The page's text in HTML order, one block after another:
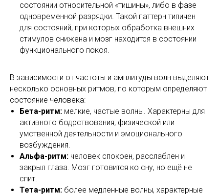
состоянии относительной «тишины», либо в фазе
одновременной разрядки. Такой паттерн типичен
для состояний, при которых обработка внешних
стимулов снижена и мозг находится в состоянии
функционального покоя.
В зависимости от частоты и амплитуды волн выделяют
несколько основных ритмов, по которым определяют
состояние человека:
Бета-ритм: мелкие, частые волны. Характерны для
активного бодрствования, физической или
умственной деятельности и эмоционального
возбуждения.
Альфа-ритм: человек спокоен, расслаблен и
закрыл глаза. Мозг готовится ко сну, но ещё не
спит.
Тета-ритм: более медленные волны, характерные